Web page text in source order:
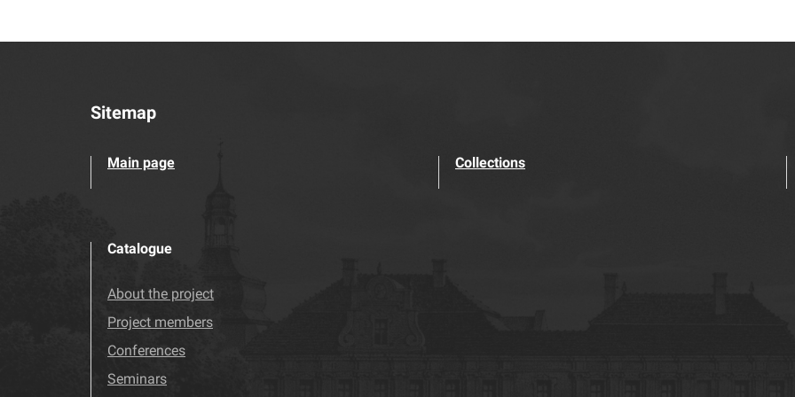
Sitemap
Main page Collections
Catalogue
About the project
Project members
Conferences
Seminars